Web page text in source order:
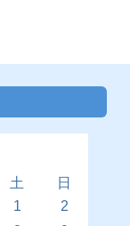
土
日
1
2